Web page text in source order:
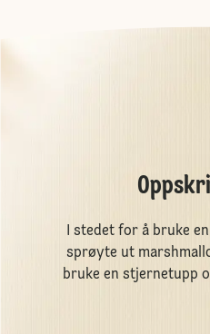
I stedet for å bruke
sprøyte ut
bruke en stjernetupp